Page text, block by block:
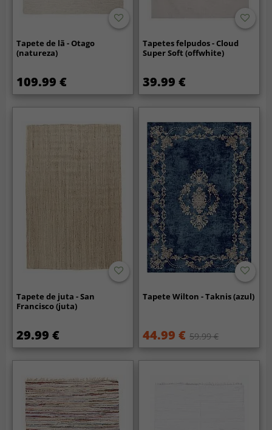
Tapete de lã - Otago
(natureza)
109.99 €
Tapetes felpudos - Cloud
Super Soft (offwhite)
39.99 €
Tapete de juta - San
Francisco (juta)
29.99 €
Tapete Wilton - Taknis (azul)
44.99 € 59.99 €